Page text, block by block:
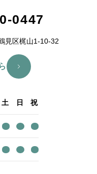
0447
⾒区梶⼭1-10-32
土 日 祝